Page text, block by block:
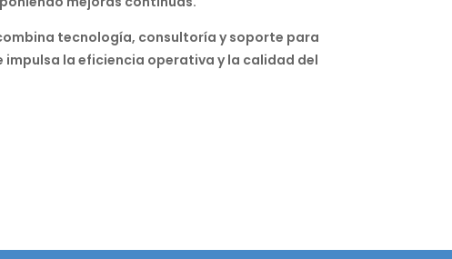
tecnología, consultoría y soporte para
impulsa la eficiencia operativa y la calidad del